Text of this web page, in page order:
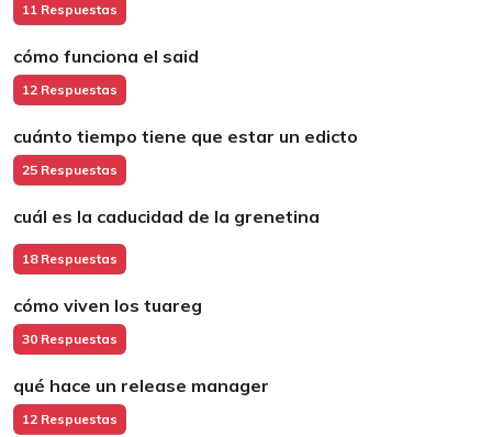
11 Respuestas
cómo funciona el said
12 Respuestas
cuánto tiempo tiene que estar un edicto
25 Respuestas
cuál es la caducidad de la grenetina
18 Respuestas
cómo viven los tuareg
30 Respuestas
qué hace un release manager
12 Respuestas